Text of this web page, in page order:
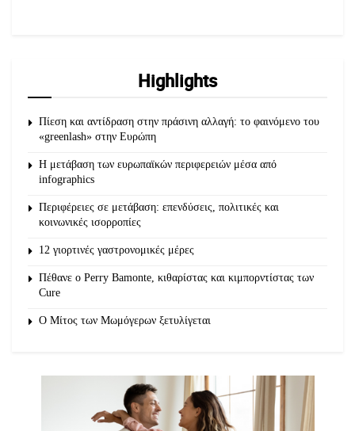
Highlights
Πίεση και αντίδραση στην πράσινη αλλαγή: το φαινόμενο του
«greenlash» στην Ευρώπη
Η μετάβαση των ευρωπαϊκών περιφερειών μέσα από
infographics
Περιφέρειες σε μετάβαση: επενδύσεις, πολιτικές και
κοινωνικές ισορροπίες
12 γιορτινές γαστρονομικές μέρες
Πέθανε ο Perry Bamonte, κιθαρίστας και κιμπορντίστας των
Cure
O Μίτος των Μωμόγερων ξετυλίγεται